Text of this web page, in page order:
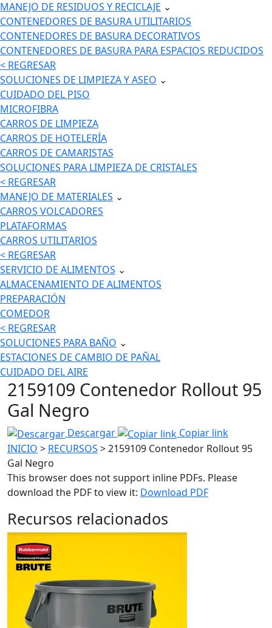
MANEJO DE RESIDUOS Y RECICLAJE ⌄
CONTENEDORES DE BASURA UTILITARIOS
CONTENEDORES DE BASURA DECORATIVOS
CONTENEDORES DE BASURA PARA ESPACIOS REDUCIDOS
< REGRESAR
SOLUCIONES DE LIMPIEZA Y ASEO ⌄
CUIDADO DEL PISO
MICROFIBRA
CARROS DE LIMPIEZA
CARROS DE HOTELERÍA
CARROS DE CAMARISTAS
SOLUCIONES PARA LIMPIEZA DE CRISTALES
< REGRESAR
MANEJO DE MATERIALES ⌄
CARROS VOLCADORES
PLATAFORMAS
CARROS UTILITARIOS
< REGRESAR
SERVICIO DE ALIMENTOS ⌄
ALMACENAMIENTO DE ALIMENTOS
PREPARACIÓN
COMEDOR
< REGRESAR
SOLUCIONES PARA BAÑO ⌄
ESTACIONES DE CAMBIO DE PAÑAL
CUIDADO DEL AIRE
2159109 Contenedor Rollout 95
Gal Negro
Descargar
Copiar link
INICIO > RECURSOS > 2159109 Contenedor Rollout 95
Gal Negro
This browser does not support inline PDFs. Please
download the PDF to view it: Download PDF
Recursos relacionados